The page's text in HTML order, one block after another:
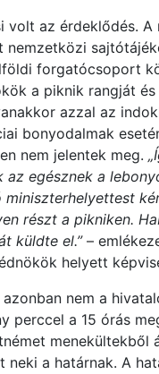
volt az érdeklődés. A
nemzetközi
forgatócsoport
a piknik rangját
azzal az
bonyodalmak
nem jelentek meg.
egésznek a
miniszterhelyettest
részt a pikniken.
küldte el.”–
helyett
nem a
perccel a 15 órás
neki a határnak. A